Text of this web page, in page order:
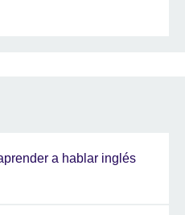
a hablar inglés